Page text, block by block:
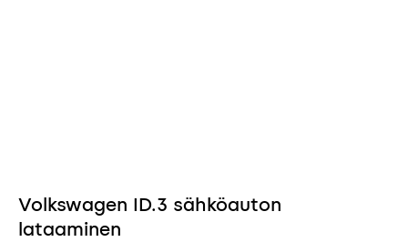
Volkswagen ID.3 sähköauton
lataaminen